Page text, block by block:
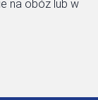
na obóz lub w